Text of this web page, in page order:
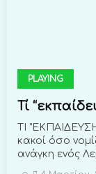
PLAYING
Τί
ΤΙ
κακοί όσο
ανάγκη ενός